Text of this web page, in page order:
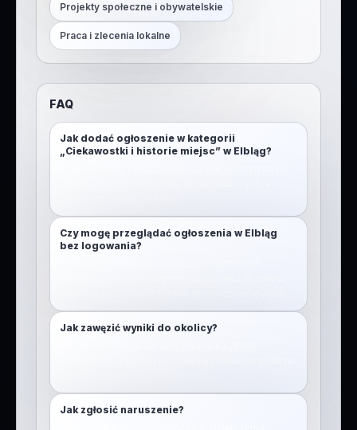
Projekty społeczne i obywatelskie
Praca i zlecenia lokalne
FAQ
Jak dodać ogłoszenie w kategorii
„Ciekawostki i historie miejsc” w Elbląg?
Czy mogę przeglądać ogłoszenia w Elbląg
bez logowania?
Jak zawęzić wyniki do okolicy?
Jak zgłosić naruszenie?